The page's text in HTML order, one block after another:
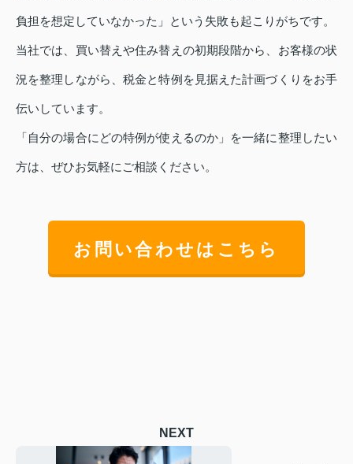
負担を想定していなかった」という失敗も起こりがちです。
当社では、買い替えや住み替えの初期段階から、お客様の状
況を整理しながら、税金と特例を見据えた計画づくりをお手
伝いしています。
「自分の場合にどの特例が使えるのか」を一緒に整理したい
方は、ぜひお気軽にご相談ください。
お問い合わせはこちら
NEXT